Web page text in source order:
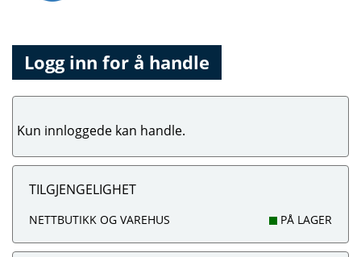
Logg inn for å handle
Kun innloggede kan handle.
TILGJENGELIGHET
NETTBUTIKK OG VAREHUS PÅ LAGER